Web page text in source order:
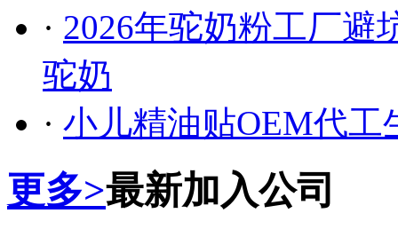
· 2026年驼奶粉工厂避
驼奶
· 小儿精油贴OEM代工
更多>最新加入公司